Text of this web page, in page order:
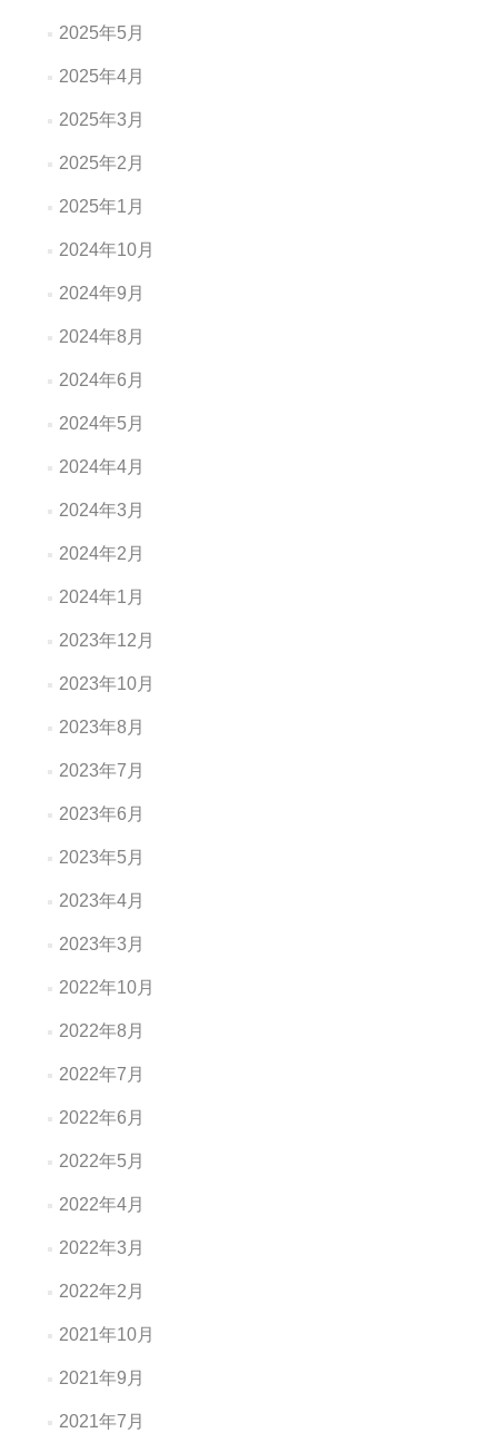
2025年5月
2025年4月
2025年3月
2025年2月
2025年1月
2024年10月
2024年9月
2024年8月
2024年6月
2024年5月
2024年4月
2024年3月
2024年2月
2024年1月
2023年12月
2023年10月
2023年8月
2023年7月
2023年6月
2023年5月
2023年4月
2023年3月
2022年10月
2022年8月
2022年7月
2022年6月
2022年5月
2022年4月
2022年3月
2022年2月
2021年10月
2021年9月
2021年7月